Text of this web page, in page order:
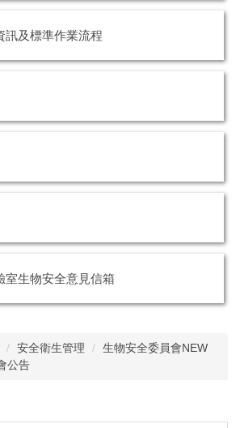
訊及標準作業流程
室生物安全意見信箱
安全衛生管理
生物安全委員會NEW
公告